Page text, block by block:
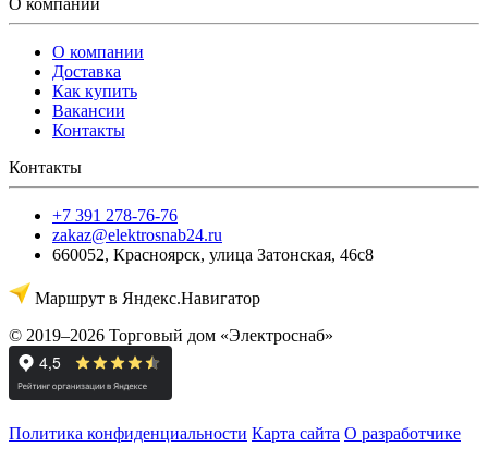
О компании
Доставка
Как купить
Вакансии
Контакты
Контакты
+7 391 278-76-76
zakaz@elektrosnab24.ru
660052, Красноярск, улица Затонская, 46с8
Маршрут в Яндекс.Навигатор
© 2019–2026 Торговый дом «Электроснаб»
Политика конфиденциальности Карта сайта О разработчике